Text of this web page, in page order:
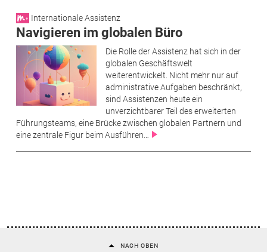
Internationale Assistenz
Navigieren im globalen Büro
Die Rolle der Assistenz hat sich in der
globalen Geschäftswelt
weiterentwickelt. Nicht mehr nur auf
administrative Aufgaben beschränkt,
sind Assistenzen heute ein
unverzichtbarer Teil des erweiterten
Führungsteams, eine Brücke zwischen globalen Partnern und
eine zentrale Figur beim Ausführen…
NACH OBEN